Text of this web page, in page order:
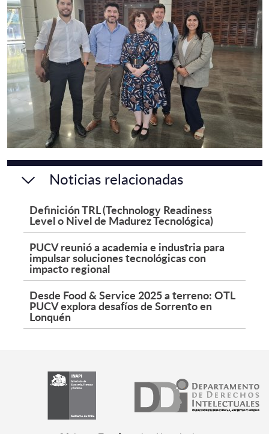
Noticias relacionadas
Definición TRL (Technology Readiness
Level o Nivel de Madurez Tecnológica)
PUCV reunió a academia e industria para
impulsar soluciones tecnológicas con
impacto regional
Desde Food & Service 2025 a terreno: OTL
PUCV explora desafíos de Sorrento en
Lonquén